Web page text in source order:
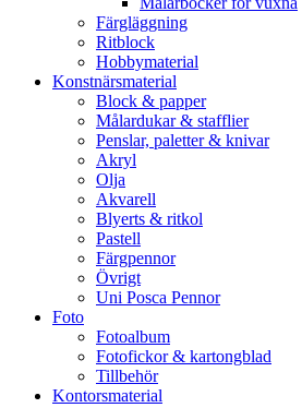
Färgläggning
Ritblock
Hobbymaterial
Konstnärsmaterial
Block & papper
Målardukar & stafflier
Penslar, paletter & knivar
Akryl
Olja
Akvarell
Blyerts & ritkol
Pastell
Färgpennor
Övrigt
Uni Posca Pennor
Foto
Fotoalbum
Fotofickor & kartongblad
Tillbehör
Kontorsmaterial